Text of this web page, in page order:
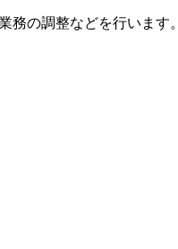
の調整などを行います。